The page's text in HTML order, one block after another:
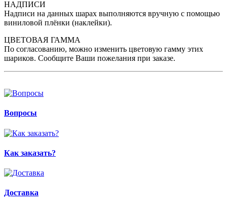
НАДПИСИ
Надписи на данных шарах выполняются вручную с помощью
виниловой плёнки (наклейки).
ЦВЕТОВАЯ ГАММА
По согласованию, можно изменить цветовую гамму этих
шариков. Сообщите Ваши пожелания при заказе.
Вопросы
Как заказать?
Доставка